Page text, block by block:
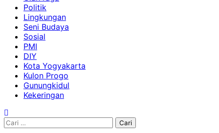
Politik
Lingkungan
Seni Budaya
Sosial
PMI
DIY
Kota Yogyakarta
Kulon Progo
Gunungkidul
Kekeringan
Cari